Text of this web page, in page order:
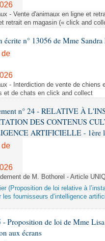
- Vente d'animaux en ligne et
retrait en magasin (« click and
écrite n° 13056 de Mme
de
- Interdiction de vente de
et de chats en click and collect
n° 24 - RELATIVE À
DES CONTENUS
ARTIFICIELLE - 1ère
de
de M. Bothorel - Article
(Proposition de loi relative à
les fournisseurs d’intelligence
- Proposition de loi de Mme
aux écrans